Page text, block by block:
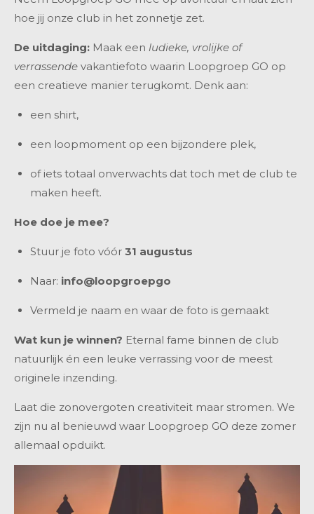
hoe jij onze club in het zonnetje zet.
De uitdaging: Maak een ludieke, vrolijke of
verrassende vakantiefoto waarin Loopgroep GO op
een creatieve manier terugkomt. Denk aan:
een shirt,
een loopmoment op een bijzondere plek,
of iets totaal onverwachts dat toch met de club te
maken heeft.
Hoe doe je mee?
Stuur je foto vóór 31 augustus
Naar: info@loopgroepgo
Vermeld je naam en waar de foto is gemaakt
Wat kun je winnen? Eternal fame binnen de club
natuurlijk én een leuke verrassing voor de meest
originele inzending.
Laat die zonovergoten creativiteit maar stromen. We
zijn nu al benieuwd waar Loopgroep GO deze zomer
allemaal opduikt.